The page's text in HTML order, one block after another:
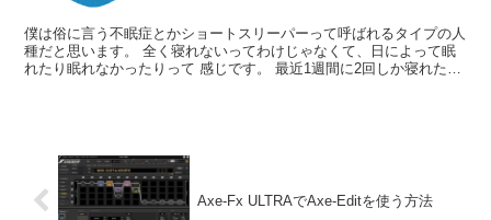
僕は俗に言う不眠症とかショートスリーパーって呼ばれるタイプの人
種だと思います。 全く寝れないってわけじゃなくて、日によって眠
れたり眠れなかったりって 感じです。 最近1週間に2回しか寝れた日
Axe-Fx ULTRAでAxe-Editを使う方法